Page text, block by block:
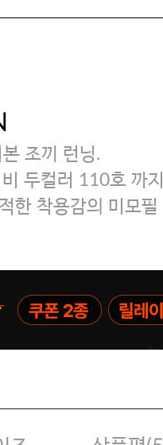
조끼 런닝.
두컬러 110호 까
한 착용감의 미모필